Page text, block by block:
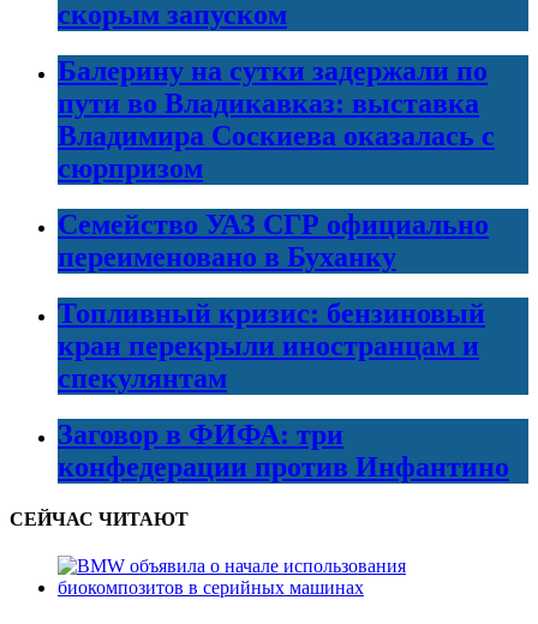
скорым запуском
Балерину на сутки задержали по
пути во Владикавказ: выставка
Владимира Соскиева оказалась с
сюрпризом
Семейство УАЗ СГР официально
переименовано в Буханку
Топливный кризис: бензиновый
кран перекрыли иностранцам и
спекулянтам
Заговор в ФИФА: три
конфедерации против Инфантино
СЕЙЧАС ЧИТАЮТ